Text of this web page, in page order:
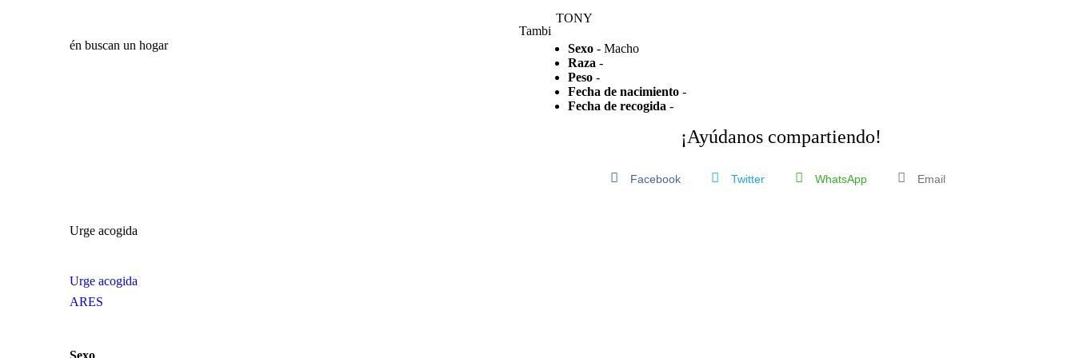
TONY
Sexo- Macho
Raza -
Peso-
Fecha de nacimiento-
Fecha de recogida -
¡Ayúdanos compartiendo!
Facebook Twitter WhatsApp Email
Tambi
én buscan un hogar
Urge acogida
Urge acogida
ARES